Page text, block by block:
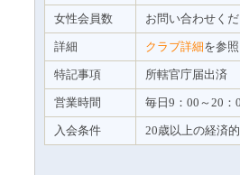
女性会員数 お問い合わせくだ
詳細 クラブ詳細を参
特記事項 所轄官庁届出済
営業時間 毎日9：00～20：
入会条件 20歳以上の経済